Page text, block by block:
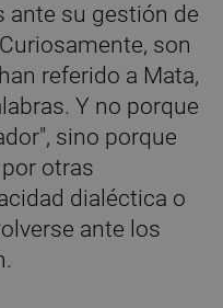
ante su gestión de
son
referido a Mata,
Y no porque
sino porque
otras
dialéctica o
ante los